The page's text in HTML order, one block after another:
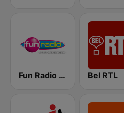
Fun Radio BELGIQUE Bel RTL